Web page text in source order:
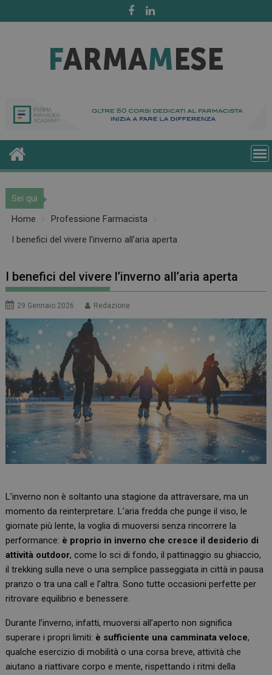
to
Sei qui
Home
Professione Farmacista
I benefici del vivere l’inverno all’aria aperta
I benefici del vivere l’inverno all’aria aperta
29 Gennaio 2026 Redazione
L’inverno non è soltanto una stagione da attraversare, ma un
momento da reinterpretare. L’aria fredda che punge il viso, le
giornate più lente, la voglia di muoversi senza rincorrere la
performance: è proprio in inverno che cresce il desiderio di
attività outdoor, come lo sci di fondo, il pattinaggio su ghiaccio,
il trekking sulla neve o una semplice passeggiata in città in pausa
pranzo o tra una call e l’altra. Sono tutte occasioni perfette per
ritrovare equilibrio e benessere.
Durante l’inverno, infatti, muoversi all’aperto non significa
superare i propri limiti: è sufficiente una camminata veloce,
qualche esercizio di mobilità o una corsa breve, attività che
aiutano a riattivare corpo e mente, rispettando i ritmi della